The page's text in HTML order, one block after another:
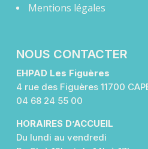
Mentions légales
NOUS CONTACTER
EHPAD Les Figuères
4 rue des Figuères 11700
04 68 24 55 00
HORAIRES D’ACCUEIL
Du lundi au vendredi